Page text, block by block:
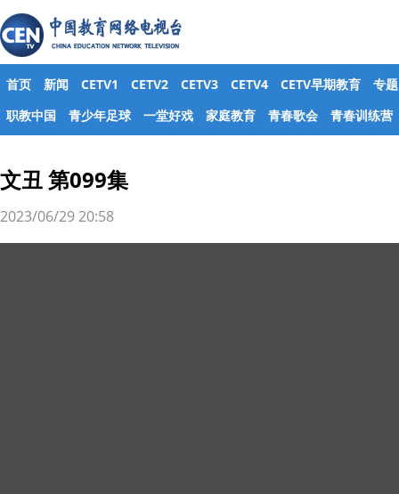
首页 新闻 CETV1 CETV2 CETV3 CETV4 CETV早期教育
专题
职教中国
青少年足球 一堂好戏 家庭教育 青春歌会 青春训练营
文丑 第099集
2023/06/29 20:58